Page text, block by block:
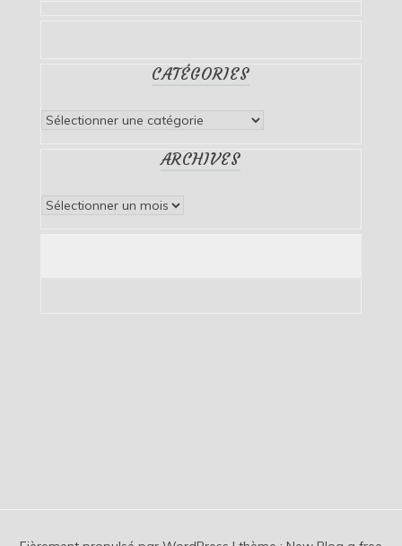
CATÉGORIES
Catégories
ARCHIVES
Archives